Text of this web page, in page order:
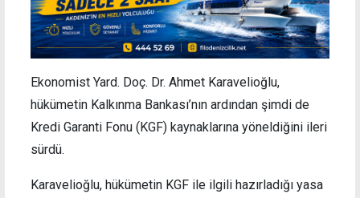
Ekonomist Yard. Doç. Dr. Ahmet Karavelioğlu,
hükümetin Kalkınma Bankası’nın ardından şimdi de
Kredi Garanti Fonu (KGF) kaynaklarına yöneldiğini ileri
sürdü.
Karavelioğlu, hükümetin KGF ile ilgili hazırladığı yasa